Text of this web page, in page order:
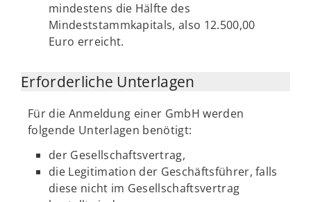
mindestens die Hälfte des
Mindeststammkapitals, also 12.500,00
Euro erreicht.
Erforderliche Unterlagen
Für die Anmeldung einer GmbH werden
folgende Unterlagen benötigt:
der Gesellschaftsvertrag,
die Legitimation der Geschäftsführer, falls
diese nicht im Gesellschaftsvertrag